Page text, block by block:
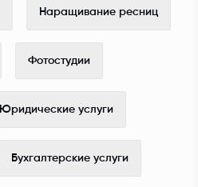
Наращивание ресниц
Фотостудии
Юридические услуги
Бухгалтерские услуги